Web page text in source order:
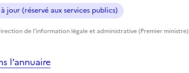
jour (réservé aux services publics)
de l'information légale et administrative (Premier ministre)
l’annuaire